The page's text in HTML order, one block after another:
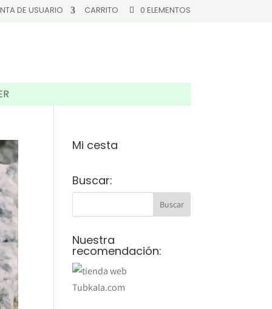
DE USUARIO CARRITO 0 ELEMENTOS
Mi cesta
Buscar:
Nuestra
recomendación: